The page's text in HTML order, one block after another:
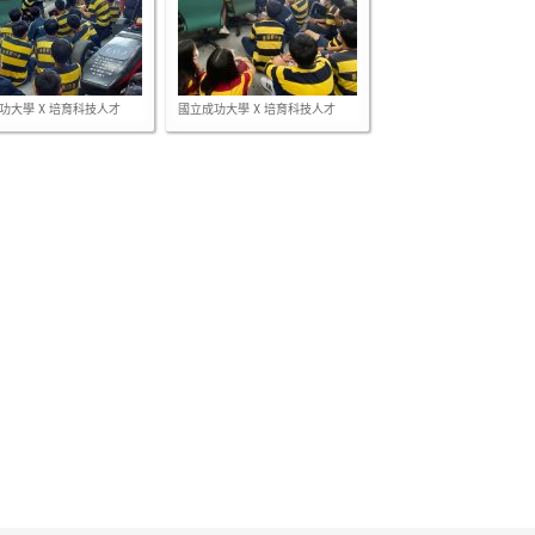
大學 X 培育科技人才 國立成功大學 X 培育科技人才